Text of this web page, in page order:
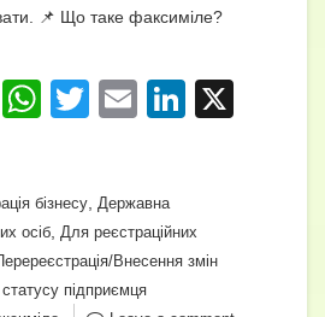
📌 Що таке факсиміле?
T
W
s
A
p
T
er
E
Li
dI
бізнесу, Державна
осіб, Для реєстраційних
Внесення змін
статусу підприємця